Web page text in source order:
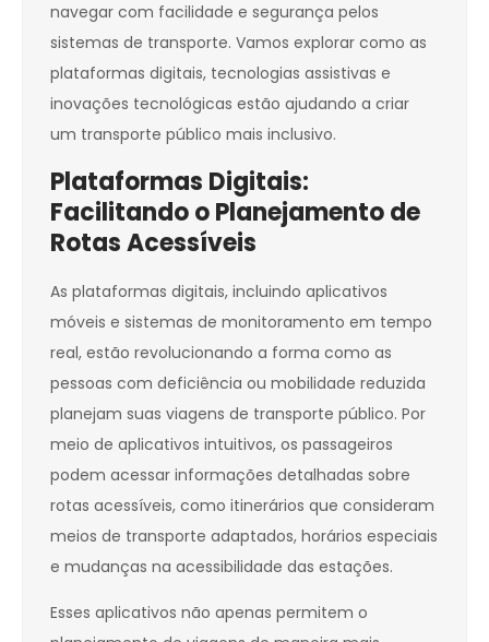
navegar com facilidade e segurança pelos
sistemas de transporte. Vamos explorar como as
plataformas digitais, tecnologias assistivas e
inovações tecnológicas estão ajudando a criar
um transporte público mais inclusivo.
Plataformas Digitais:
Facilitando o Planejamento de
Rotas Acessíveis
As plataformas digitais, incluindo aplicativos
móveis e sistemas de monitoramento em tempo
real, estão revolucionando a forma como as
pessoas com deficiência ou mobilidade reduzida
planejam suas viagens de transporte público. Por
meio de aplicativos intuitivos, os passageiros
podem acessar informações detalhadas sobre
rotas acessíveis, como itinerários que consideram
meios de transporte adaptados, horários especiais
e mudanças na acessibilidade das estações.
Esses aplicativos não apenas permitem o